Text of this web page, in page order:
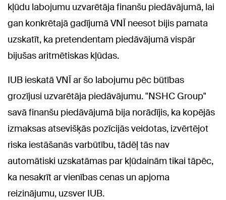
kļūdu labojumu uzvarētāja finanšu piedāvājumā, lai
gan konkrētajā gadījumā VNĪ neesot bijis pamata
uzskatīt, ka pretendentam piedāvājumā vispār
bijušas aritmētiskas kļūdas.
IUB ieskatā VNĪ ar šo labojumu pēc būtības
grozījusi uzvarētāja piedāvājumu. "NSHC Group"
savā finanšu piedāvājumā bija norādījis, ka kopējās
izmaksas atsevišķās pozīcijās veidotas, izvērtējot
riska iestāšanās varbūtību, tādēļ tās nav
automātiski uzskatāmas par kļūdainām tikai tāpēc,
ka nesakrīt ar vienības cenas un apjoma
reizinājumu, uzsver IUB.